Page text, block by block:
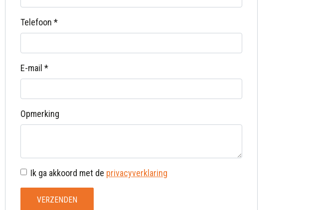
Telefoon *
E-mail *
Opmerking
Ik ga akkoord met de privacyverklaring
VERZENDEN